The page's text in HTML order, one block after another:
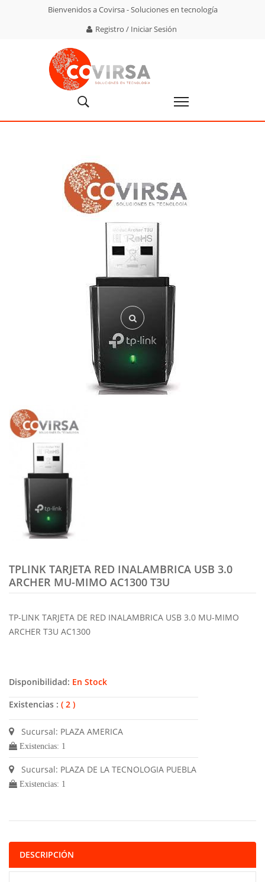
Bienvenidos a Covirsa - Soluciones en tecnología
Registro / Iniciar Sesión
TPLINK TARJETA RED INALAMBRICA USB 3.0
ARCHER MU-MIMO AC1300 T3U
TP-LINK TARJETA DE RED INALAMBRICA USB 3.0 MU-MIMO
ARCHER T3U AC1300
Disponibilidad: En Stock
Existencias : ( 2 )
Sucursal: PLAZA AMERICA
Existencias: 1
Sucursal: PLAZA DE LA TECNOLOGIA PUEBLA
Existencias: 1
DESCRIPCIÓN